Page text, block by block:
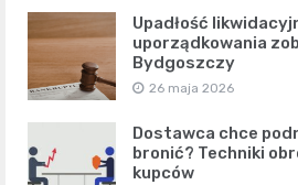
Upadłość
uporządkowania
Bydgoszczy
26 maja 2026
Dostawca chce
bronić? Techniki
kupców